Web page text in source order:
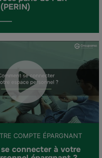
COMPTE ÉPARGNANT
connecter à votre